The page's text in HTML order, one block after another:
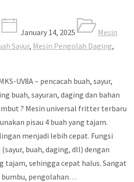
January 14, 2025
Mesin
Sayur, Mesin Pengolah Daging,
UV8A – pencacah buah, sayur,
buah, sayuran, daging dan bahan
? Mesin universal fritter terbaru
pisau 4 buah yang tajam.
menjadi lebih cepat. Fungsi
buah, daging, dll) dengan
tajam, sehingga cepat halus. Sangat
bumbu, pengolahan…